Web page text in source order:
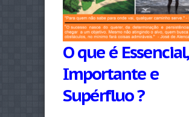
O que é Essencial,
Importante e
Supérfluo ?